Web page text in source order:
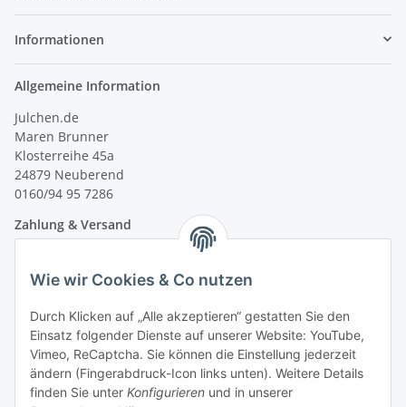
Wie wir Cookies & Co nutzen
Durch Klicken auf „Alle akzeptieren“ gestatten Sie den
Einsatz folgender Dienste auf unserer Website: YouTube,
Vimeo, ReCaptcha. Sie können die Einstellung jederzeit
ändern (Fingerabdruck-Icon links unten). Weitere Details
finden Sie unter Konfigurieren und in unserer
Informationen
Allgemeine Information
Julchen.de
Maren Brunner
Klosterreihe 45a
24879 Neuberend
0160/94 95 7286
Zahlung & Versand